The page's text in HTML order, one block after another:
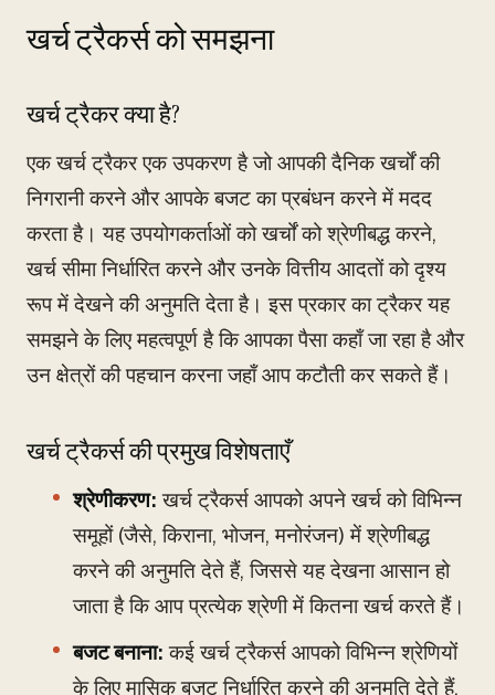
खर्च ट्रैकर्स को समझना
खर्च ट्रैकर क्या है?
एक खर्च ट्रैकर एक उपकरण है जो आपकी दैनिक खर्चों की
निगरानी करने और आपके बजट का प्रबंधन करने में मदद
करता है। यह उपयोगकर्ताओं को खर्चों को श्रेणीबद्ध करने,
खर्च सीमा निर्धारित करने और उनके वित्तीय आदतों को दृश्य
रूप में देखने की अनुमति देता है। इस प्रकार का ट्रैकर यह
समझने के लिए महत्वपूर्ण है कि आपका पैसा कहाँ जा रहा है और
उन क्षेत्रों की पहचान करना जहाँ आप कटौती कर सकते हैं।
खर्च ट्रैकर्स की प्रमुख विशेषताएँ
श्रेणीकरण: खर्च ट्रैकर्स आपको अपने खर्च को विभिन्न
समूहों (जैसे, किराना, भोजन, मनोरंजन) में श्रेणीबद्ध
करने की अनुमति देते हैं, जिससे यह देखना आसान हो
जाता है कि आप प्रत्येक श्रेणी में कितना खर्च करते हैं।
बजट बनाना: कई खर्च ट्रैकर्स आपको विभिन्न श्रेणियों
के लिए मासिक बजट निर्धारित करने की अनुमति देते हैं,